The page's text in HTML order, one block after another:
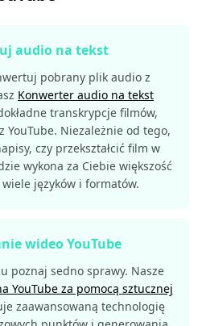
audio na tekst
pobrany plik audio z
Konwerter audio na tekst
transkrypcje filmów,
YouTube. Niezależnie od tego,
czy przekształcić film w
wykona za Ciebie większość
języków i formatów.
wideo YouTube
poznaj sedno sprawy. Nasze
YouTube za pomocą sztucznej
zaawansowaną technologię